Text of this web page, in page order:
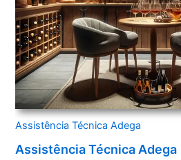
Assistência Técnica Adega
Assistência Técnica Adega